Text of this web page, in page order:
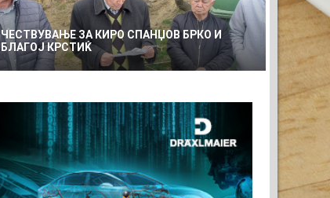
ЧЕСТВУВАЊЕ ЗА КИРО СПАНЏОВ БРКО И
БЛАГОЈ КРСТИЌ